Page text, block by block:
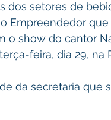
dos setores de
Empreendedor
o show do cantor
feira, dia 29, na
da secretaria que